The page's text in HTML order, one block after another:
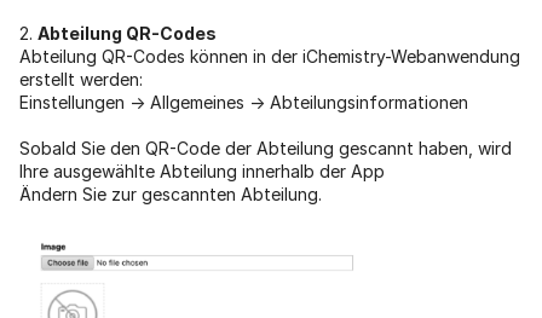
2. Abteilung QR-Codes
Abteilung QR-Codes können in der iChemistry-Webanwendung
erstellt werden:
Einstellungen -> Allgemeines -> Abteilungsinformationen
Sobald Sie den QR-Code der Abteilung gescannt haben, wird
Ihre ausgewählte Abteilung innerhalb der App
Ändern Sie zur gescannten Abteilung.